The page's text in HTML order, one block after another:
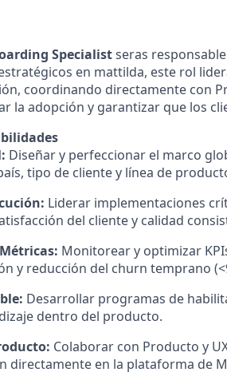
Specialistseras
en mattilda, este rol
coordinando directamente con
la adopción y garantizar que los
Diseñar y perfeccionar el marco
tipo de cliente y línea de
Liderar implementaciones
del cliente y calidad
Monitorear y optimizar
y reducción del churn temprano
Desarrollar programas de
dentro del producto.
Colaborar con Producto y
directamente en la plataforma de